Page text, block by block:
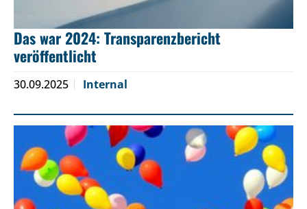
Das war 2024: Transparenzbericht
veröffentlicht
30.09.2025 Internal